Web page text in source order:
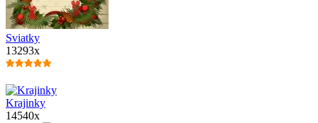
Sviatky
13293x
Krajinky
14540x